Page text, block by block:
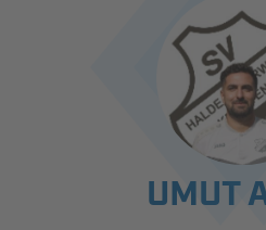
ERGEBNISSE &
SPIELBETRIEB &
AUSBILDUNG & FÖRDERUNG
UMUT